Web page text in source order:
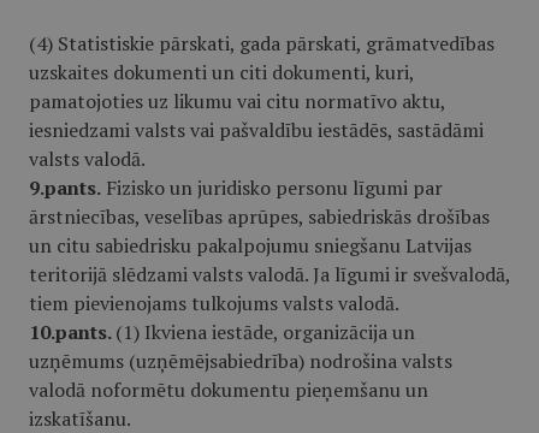
(4) Statistiskie pārskati, gada pārskati, grāmatvedības
uzskaites dokumenti un citi dokumenti, kuri,
pamatojoties uz likumu vai citu normatīvo aktu,
iesniedzami valsts vai pašvaldību iestādēs, sastādāmi
valsts valodā.
9.pants. Fizisko un juridisko personu līgumi par
ārstniecības, veselības aprūpes, sabiedriskās drošības
un citu sabiedrisku pakalpojumu sniegšanu Latvijas
teritorijā slēdzami valsts valodā. Ja līgumi ir svešvalodā,
tiem pievienojams tulkojums valsts valodā.
10.pants.(1) Ikviena iestāde, organizācija un
uzņēmums (uzņēmējsabiedrība) nodrošina valsts
valodā noformētu dokumentu pieņemšanu un
izskatīšanu.